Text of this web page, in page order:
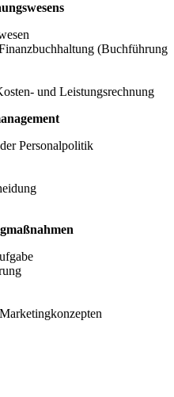
(Buchführung
und Leistungsrechnung
Personalpolitik